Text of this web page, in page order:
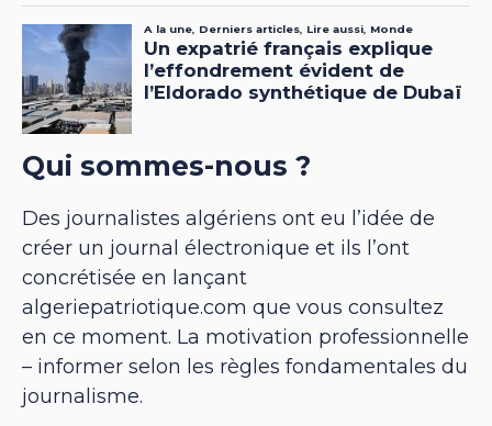
Qui sommes-nous ?
Des journalistes algériens ont eu l’idée de
créer un journal électronique et ils l’ont
concrétisée en lançant
algeriepatriotique.com que vous consultez
en ce moment. La motivation professionnelle
– informer selon les règles fondamentales du
journalisme.